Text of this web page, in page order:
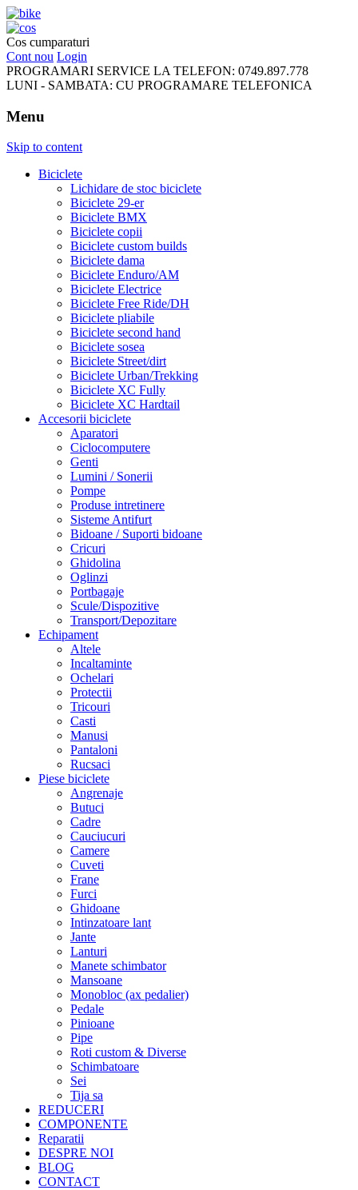
FreeRideBikes
Cos cumparaturi
Cont nou Login
PROGRAMARI SERVICE LA TELEFON: 0749.897.778
LUNI - SAMBATA: CU PROGRAMARE TELEFONICA
Menu
Skip to content
Biciclete
Lichidare de stoc biciclete
Biciclete 29-er
Biciclete BMX
Biciclete copii
Biciclete custom builds
Biciclete dama
Biciclete Enduro/AM
Biciclete Electrice
Biciclete Free Ride/DH
Biciclete pliabile
Biciclete second hand
Biciclete sosea
Biciclete Street/dirt
Biciclete Urban/Trekking
Biciclete XC Fully
Biciclete XC Hardtail
Accesorii biciclete
Aparatori
Ciclocomputere
Genti
Lumini / Sonerii
Pompe
Produse intretinere
Sisteme Antifurt
Bidoane / Suporti bidoane
Cricuri
Ghidolina
Oglinzi
Portbagaje
Scule/Dispozitive
Transport/Depozitare
Echipament
Altele
Incaltaminte
Ochelari
Protectii
Tricouri
Casti
Manusi
Pantaloni
Rucsaci
Piese biciclete
Angrenaje
Butuci
Cadre
Cauciucuri
Camere
Cuveti
Frane
Furci
Ghidoane
Intinzatoare lant
Jante
Lanturi
Manete schimbator
Mansoane
Monobloc (ax pedalier)
Pedale
Pinioane
Pipe
Roti custom & Diverse
Schimbatoare
Sei
Tija sa
REDUCERI
COMPONENTE
Reparatii
DESPRE NOI
BLOG
CONTACT